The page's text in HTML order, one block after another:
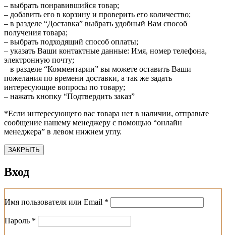
– выбрать понравившийся товар;
– добавить его в корзину и проверить его количество;
– в разделе “Доставка” выбрать удобный Вам способ
получения товара;
– выбрать подходящий способ оплаты;
– указать Ваши контактные данные: Имя, номер телефона,
электронную почту;
– в разделе “Комментарии” вы можете оставить Ваши
пожелания по времени доставки, а так же задать
интересующие вопросы по товару;
– нажать кнопку “Подтвердить заказ”
*Если интересующего вас товара нет в наличии, отправьте
сообщение нашему менеджеру с помощью “онлайн
менеджера” в левом нижнем углу.
ЗАКРЫТЬ
Вход
Имя пользователя или Email *
Пароль *